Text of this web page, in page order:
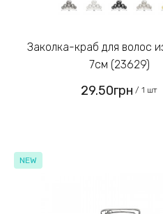
Заколка-краб для волос из металла
7см (23629)
29.50грн / 1 шт
NEW